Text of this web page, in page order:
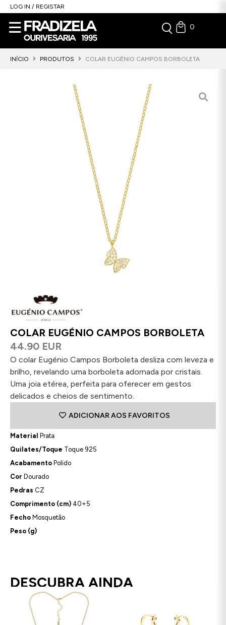
LOG IN / REGISTAR
0
INÍCIO PRODUTOS COLAR EUGÉNIO CAMPOS BORBOLETA
COLAR EUGÉNIO CAMPOS BORBOLETA
44.90 EUR
O colar Eugénio Campos Borboleta desliza com leveza e
brilho, revelando uma borboleta adornada por cristais.
Uma joia etérea, perfeita para oferecer em gestos
delicados e cheios de sentimento.
ADICIONAR AOS FAVORITOS
Material Prata
Quilates/Toque Toque 925
Acabamento Polido
Cor Dourado
Pedras CZ
Comprimento (cm) 40+5
Fecho Mosquetão
Peso (g)
DESCUBRA AINDA